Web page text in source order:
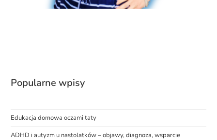
Popularne wpisy
Edukacja domowa oczami taty
ADHD i autyzm u nastolatków – objawy, diagnoza, wsparcie